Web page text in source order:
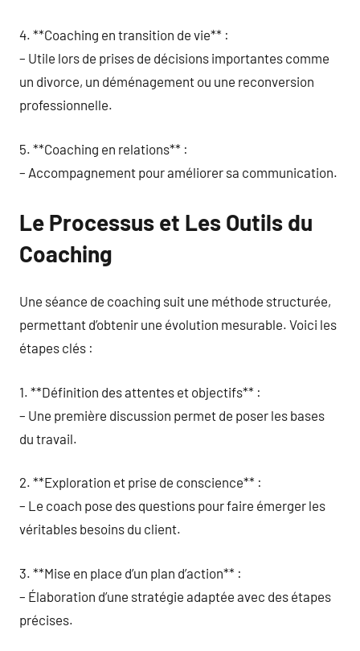
4. **Coaching en transition de vie** :
– Utile lors de prises de décisions importantes comme
un divorce, un déménagement ou une reconversion
professionnelle.
5. **Coaching en relations** :
– Accompagnement pour améliorer sa communication.
Le Processus et Les Outils du
Coaching
Une séance de coaching suit une méthode structurée,
permettant d’obtenir une évolution mesurable. Voici les
étapes clés :
1. **Définition des attentes et objectifs** :
– Une première discussion permet de poser les bases
du travail.
2. **Exploration et prise de conscience** :
– Le coach pose des questions pour faire émerger les
véritables besoins du client.
3. **Mise en place d’un plan d’action** :
– Élaboration d’une stratégie adaptée avec des étapes
précises.